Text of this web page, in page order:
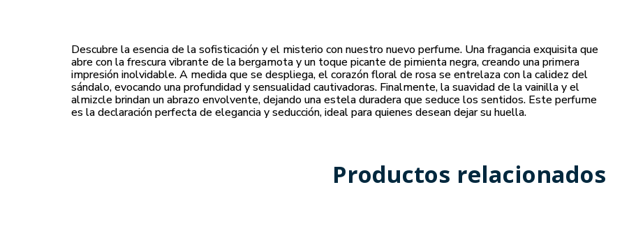
Descubre la esencia de la sofisticación y el misterio con nuestro nuevo perfume. Una fragancia exquisita que
abre con la frescura vibrante de la bergamota y un toque picante de pimienta negra, creando una primera
impresión inolvidable. A medida que se despliega, el corazón floral de rosa se entrelaza con la calidez del
sándalo, evocando una profundidad y sensualidad cautivadoras. Finalmente, la suavidad de la vainilla y el
almizcle brindan un abrazo envolvente, dejando una estela duradera que seduce los sentidos. Este perfume
es la declaración perfecta de elegancia y seducción, ideal para quienes desean dejar su huella.
Productos relacionados